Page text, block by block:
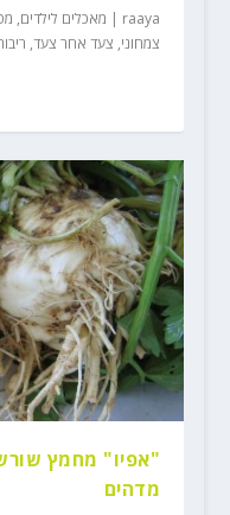
raaya
| מאכלים לילדים,
צמחוני, צעד אחר צעד,
"אפיו" מחמץ
מדהים